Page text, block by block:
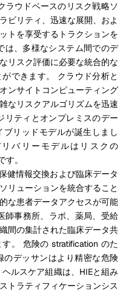
ラウドベースのリスク戦略ソ
ビリティ、迅速な展開、およ
トを享受するトラクションを
は、多様なシステム間でのデ
リスク評価に必要な統合的な
できます。 クラウド分析と
ンサイトコンピューティング
なリスクアルゴリズムを迅速
リティとオンプレミスのデー
リッドモデルが誕生しまし
バリーモデルはリスクの
。
健情報交換および臨床データ
リューションを統合すること
な患者データアクセスが可能
師事務所、ラボ、薬局、受給
間の集計された臨床データ共
。 危険の stratification のた
のデッサンはより精密な危険
ルスケア組織は、HIEと組み
トラティフィケーションシス